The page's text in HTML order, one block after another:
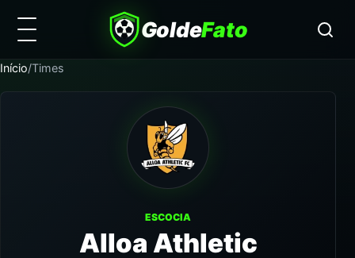
GoldeFato
Início/Times
ESCOCIA
Alloa Athletic